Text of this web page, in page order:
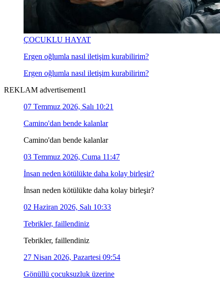
ÇOCUKLU HAYAT
Ergen oğlumla nasıl iletişim kurabilirim?
Ergen oğlumla nasıl iletişim kurabilirim?
REKLAM advertisement1
07 Temmuz 2026, Salı 10:21
Camino'dan bende kalanlar
Camino'dan bende kalanlar
03 Temmuz 2026, Cuma 11:47
İnsan neden kötülükte daha kolay birleşir?
İnsan neden kötülükte daha kolay birleşir?
02 Haziran 2026, Salı 10:33
Tebrikler, faillendiniz
Tebrikler, faillendiniz
27 Nisan 2026, Pazartesi 09:54
Gönüllü çocuksuzluk üzerine